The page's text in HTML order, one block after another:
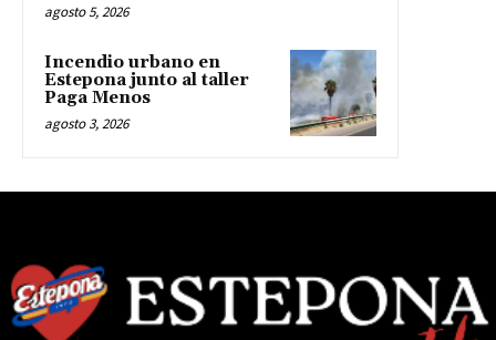
agosto 5, 2026
Incendio urbano en
Estepona junto al taller
Paga Menos
agosto 3, 2026